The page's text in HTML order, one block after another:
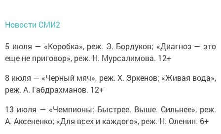
Новости СМИ2
5 июля — «Коробка», реж. Э. Бордуков; «Диагноз — это
еще не приговор», реж. Н. Мурсалимова. 12+
8 июля — «Черный мяч», реж. Х. Эркенов; «Живая вода»,
реж. А. Габдрахманов. 12+
13 июля — «Чемпионы: Быстрее. Выше. Сильнее», реж.
А. Аксененко; «Для всех и каждого», реж. Н. Оленин. 6+